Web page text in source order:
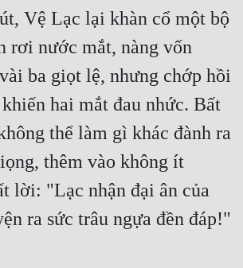
Vệ Lạc lại khàn cổ một bộ
rơi nước mắt, nàng vốn
ba giọt lệ, nhưng chớp hồi
hai mắt đau nhức. Bất
thể làm gì khác đành ra
thêm vào không ít
lời: "Lạc nhận đại ân của
ra sức trâu ngựa đền đáp!"